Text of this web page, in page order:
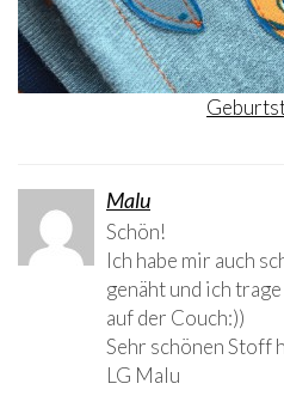
Malu
Schön!
Ich habe mir auch
genäht und ich
auf der Couch:))
Sehr schönen Stoff
LG Malu